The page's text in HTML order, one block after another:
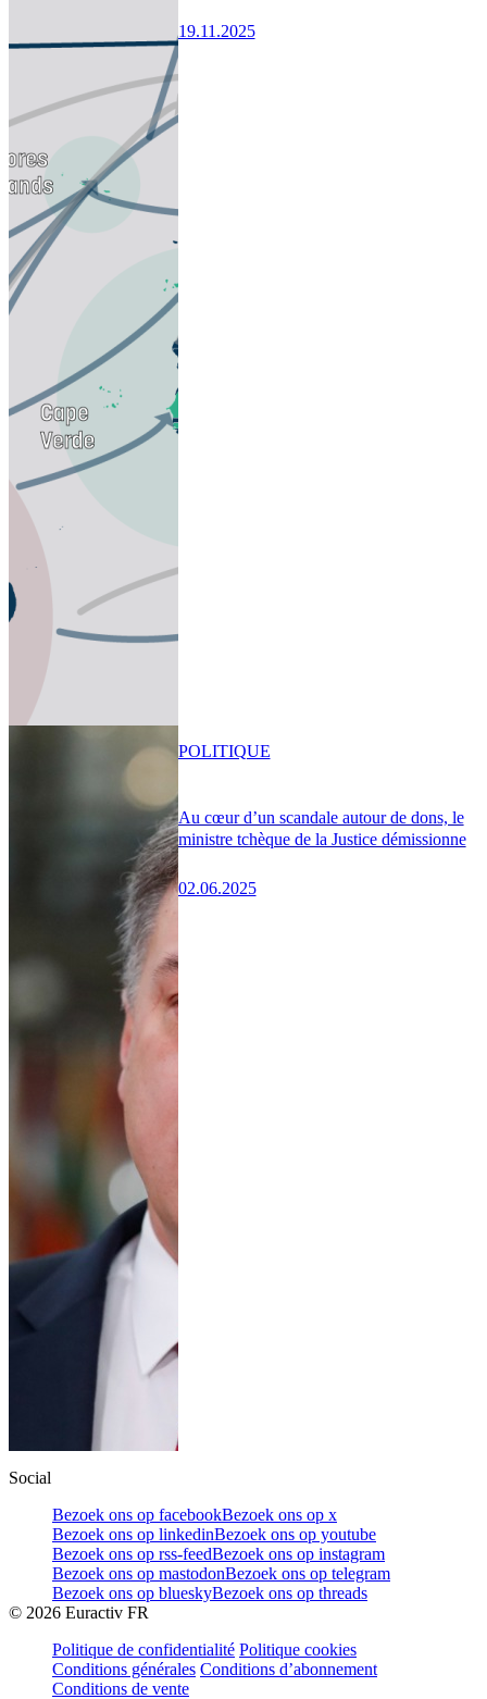
19.11.2025
Au cœur d’un scandale autour de dons, le
ministre tchèque de la Justice démissionne
02.06.2025
POLITIQUE
Social
Bezoek ons op facebookBezoek ons op x
Bezoek ons op linkedinBezoek ons op youtube
Bezoek ons op rss-feedBezoek ons op instagram
Bezoek ons op mastodonBezoek ons op telegram
Bezoek ons op blueskyBezoek ons op threads
© 2026 Euractiv FR
Politique de confidentialité Politique cookies
Conditions générales Conditions d’abonnement
Conditions de vente